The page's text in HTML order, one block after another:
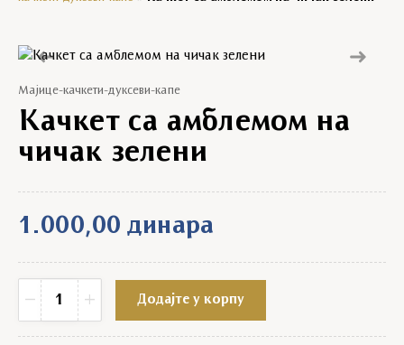
Sledeći
Мајице-качкети-дуксеви-капе
Качкет са амблемом на
чичак зелени
1.000,00динара
−
Качкет са амблемом на чичак зелени quantity
+ Додајте у корпу